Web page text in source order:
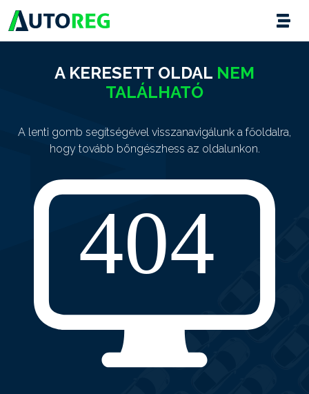
A KERESETT OLDAL NEM
TALÁLHATÓ
A lenti gomb segítségével visszanavigálunk a főoldalra,
hogy tovább böngészhess az oldalunkon.